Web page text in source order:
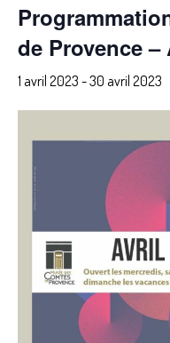
de Provence –
1 avril 2023 -30 avril 2023